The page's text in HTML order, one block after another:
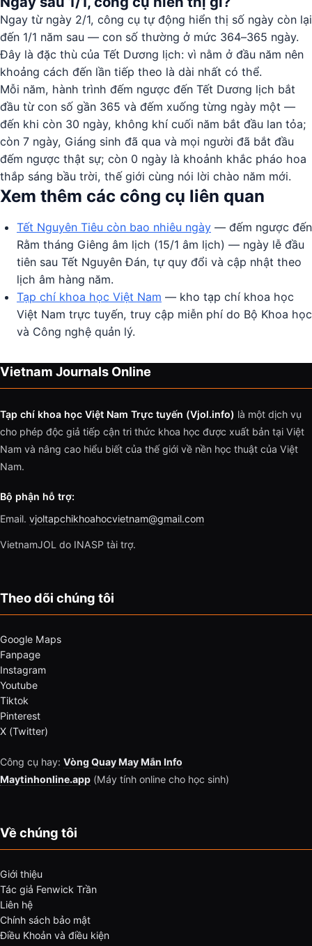
Ngay từ ngày 2/1, công cụ tự động hiển thị số ngày còn lại
đến 1/1 năm sau — con số thường ở mức 364–365 ngày.
Đây là đặc thù của Tết Dương lịch: vì nằm ở đầu năm nên
khoảng cách đến lần tiếp theo là dài nhất có thể.
Mỗi năm, hành trình đếm ngược đến Tết Dương lịch bắt
đầu từ con số gần 365 và đếm xuống từng ngày một —
đến khi còn 30 ngày, không khí cuối năm bắt đầu lan tỏa;
còn 7 ngày, Giáng sinh đã qua và mọi người đã bắt đầu
đếm ngược thật sự; còn 0 ngày là khoảnh khắc pháo hoa
thắp sáng bầu trời, thế giới cùng nói lời chào năm mới.
Xem thêm các công cụ liên quan
Tết Nguyên Tiêu còn bao nhiêu ngày — đếm ngược đến
Rằm tháng Giêng âm lịch (15/1 âm lịch) — ngày lễ đầu
tiên sau Tết Nguyên Đán, tự quy đổi và cập nhật theo
lịch âm hàng năm.
Tạp chí khoa học Việt Nam — kho tạp chí khoa học
Việt Nam trực tuyến, truy cập miễn phí do Bộ Khoa học
và Công nghệ quản lý.
Vietnam Journals Online
Tạp chí khoa học Việt Nam Trực tuyến (Vjol.info) là một dịch vụ
cho phép độc giả tiếp cận tri thức khoa học được xuất bản tại Việt
Nam và nâng cao hiểu biết của thế giới về nền học thuật của Việt
Nam.
Bộ phận hỗ trợ:
Email. vjoltapchikhoahocvietnam@gmail.com
VietnamJOL do INASP tài trợ.
Theo dõi chúng tôi
Google Maps
Fanpage
Instagram
Youtube
Tiktok
Pinterest
X (Twitter)
Công cụ hay: Vòng Quay May Mắn Info
Maytinhonline.app (Máy tính online cho học sinh)
Về chúng tôi
Giới thiệu
Tác giả Fenwick Trần
Liên hệ
Chính sách bảo mật
Điều Khoản và điều kiện